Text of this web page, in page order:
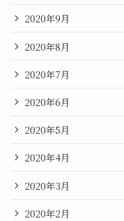
2020年9月
2020年8月
2020年7月
2020年6月
2020年5月
2020年4月
2020年3月
2020年2月